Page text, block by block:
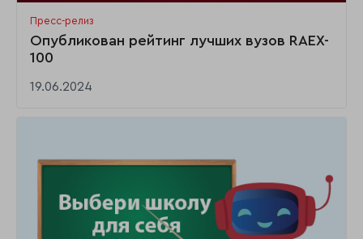
Пресс-релиз
Опубликован рейтинг лучших вузов RAEX-
100
19.06.2024